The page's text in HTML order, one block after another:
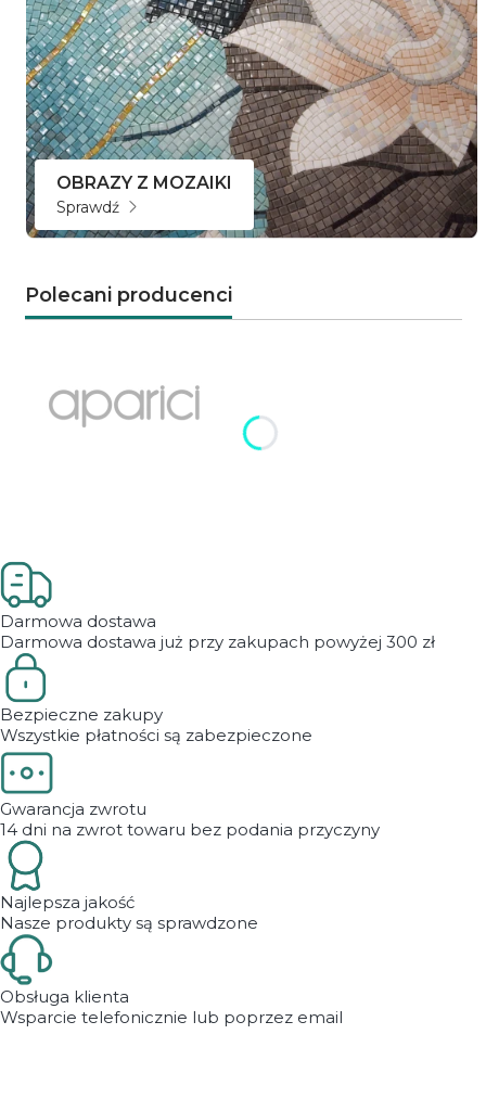
OBRAZY Z MOZAIKI
Sprawdź
Polecani producenci
Naciśnij Enter lub spację, aby otworzyć stronę.
Naciśnij Enter lub spację, aby otworzyć stronę.
Darmowa dostawa
Darmowa dostawa już przy zakupach powyżej 300 zł
Bezpieczne zakupy
Wszystkie płatności są zabezpieczone
Gwarancja zwrotu
14 dni na zwrot towaru bez podania przyczyny
Najlepsza jakość
Nasze produkty są sprawdzone
Obsługa klienta
Wsparcie telefonicznie lub poprzez email